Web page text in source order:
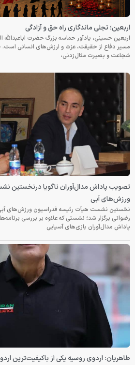
اربعین؛ تجلی ماندگاری راه حق و آزادگی
اربعین حسینی، یادآور حماسه بزرگ حضرت
مسیر دفاع از حقیقت، عزت و ارزش‌های انسانی
شجاعت و بصیرت مثال‌زدنی،
تصویب پاداش مدال‌آوران ناگویا درنخستین
ورزش‌های آبی
نخستین نشست هیأت رئیسه فدراسیون ورزش‌های
رضوانی برگزار شد؛ نشستی که علاوه بر بررسی
پاداش مدال‌آوران بازی‌های آسیایی
طاهریان: اردوی روسیه یکی از باکیفیت‌ترین